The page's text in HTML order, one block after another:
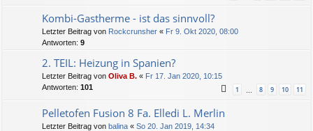
Kombi-Gastherme - ist das sinnvoll?
Letzter Beitrag von Rockcrunsher « Fr 9. Okt 2020, 08:00
Antworten: 9
2. TEIL: Heizung in Spanien?
Letzter Beitrag von Oliva B. « Fr 17. Jan 2020, 10:15
Antworten: 101 1 8 9 10 11
Pelletofen Fusion 8 Fa. Elledi L. Merlin
Letzter Beitrag von balina « So 20. Jan 2019, 14:34